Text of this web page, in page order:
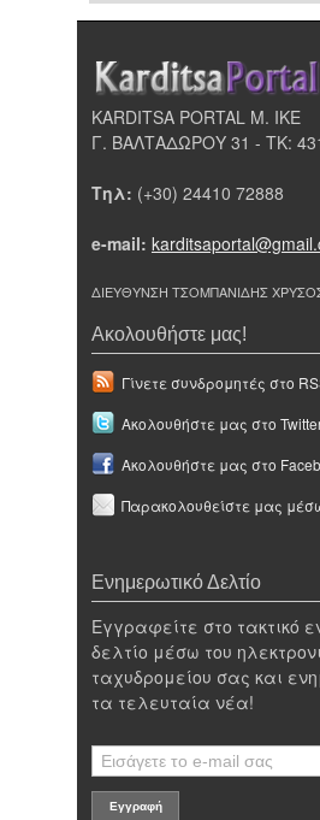
KARDITSA PORTAL Μ. ΙΚΕ
Γ. ΒΑΛΤΑΔΩΡΟΥ 31 - ΤΚ:
Τηλ: (+30) 24410 72888
e-mail:
ΔΙΕΥΘΥΝΣΗ ΤΣΟΜΠΑΝΙΔΗΣ
Ακολουθήστε μας!
Γίνετε συνδρομητές στο
Ακολουθήστε μας στο
Ακολουθήστε μας στο
Παρακολουθείστε μας
Ενημερωτικό Δελτίο
Εγγραφείτε στο τακτικό
δελτίο μέσω του
ταχυδρομείου σας και
τα τελευταία νέα!